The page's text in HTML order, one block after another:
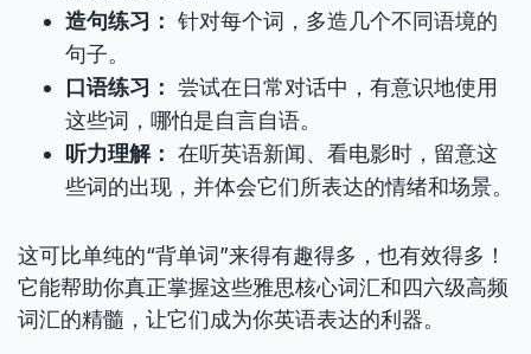
造句练习： 针对每个词，多造几个不同语境的
句子。
口语练习： 尝试在日常对话中，有意识地使用
这些词，哪怕是自言自语。
听力理解： 在听英语新闻、看电影时，留意这
些词的出现，并体会它们所表达的情绪和场景。
这可比单纯的“背单词”来得有趣得多，也有效得多！
它能帮助你真正掌握这些雅思核心词汇和四六级高频
词汇的精髓，让它们成为你英语表达的利器。